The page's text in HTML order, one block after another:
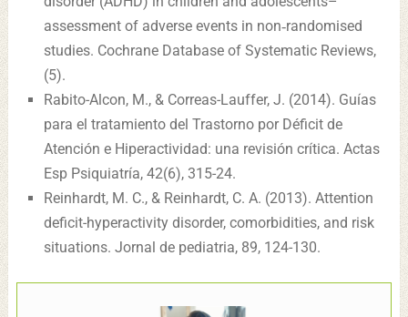
assessment of adverse events in non‐randomised
studies. Cochrane Database of Systematic Reviews,
(5).
Rabito-Alcon, M., & Correas-Lauffer, J. (2014). Guías
para el tratamiento del Trastorno por Déficit de
Atención e Hiperactividad: una revisión crítica. Actas
Esp Psiquiatría, 42(6), 315-24.
Reinhardt, M. C., & Reinhardt, C. A. (2013). Attention
deficit-hyperactivity disorder, comorbidities, and risk
situations. Jornal de pediatria, 89, 124-130.